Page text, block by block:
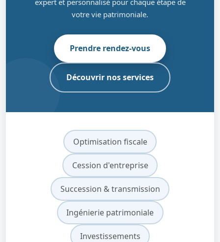
expert et personnalisé pour chaque étape de
votre vie patrimoniale.
Prendre rendez-vous
Découvrir nos services
Optimisation fiscale
Cession d'entreprise
Succession & transmission
Ingénierie patrimoniale
Investissements